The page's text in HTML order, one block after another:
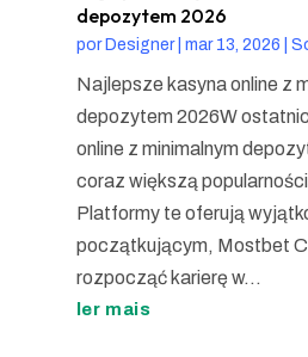
depozytem 2026
porDesigner| mar 13, 2026
Najlepsze kasyna online z
depozytem 2026W
online z minimalnym
coraz większą
Platformy te oferują
początkującym, Mostbet
rozpocząć karierę w...
ler mais